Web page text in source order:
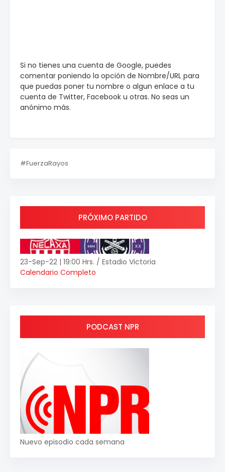
Si no tienes una cuenta de Google, puedes
comentar poniendo la opción de Nombre/URL para
que puedas poner tu nombre o algun enlace a tu
cuenta de Twitter, Facebook u otras. No seas un
anónimo más.
#FuerzaRayos
PRÓXIMO PARTIDO
23-Sep-22 | 19:00 Hrs. / Estadio Victoria
Calendario Completo
PODCAST NPR
Nuevo episodio cada semana